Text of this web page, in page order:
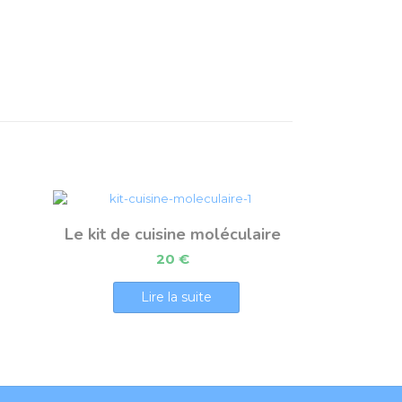
Le kit de cuisine moléculaire
20€
Lire la suite